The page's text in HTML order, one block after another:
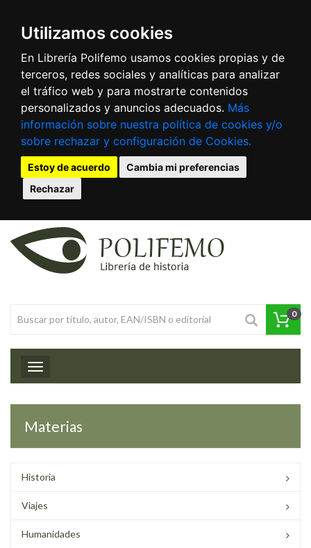
Utilizamos cookies
En Librería Polifemo usamos cookies propias y de
terceros, redes sociales y analíticas para analizar
el tráfico web y para mostrarte contenidos
personalizados y anuncios adecuados. Más
información sobre nuestra política de cookies y/o
sobre rechazar y configuración de Cookies.
Estoy de acuerdo
Cambia mi preferencias
Rechazar
0
Toggle navigation
Materias
Historia
Viajes
Humanidades